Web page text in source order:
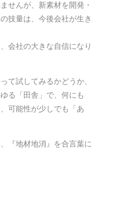
せんが、新素材を開発・
技量は、今後会社が生き
会社の大きな自信になり
て試してみるかどうか、
る「田舎」で、何にも
可能性が少しでも「あ
『地材地消』を合言葉に